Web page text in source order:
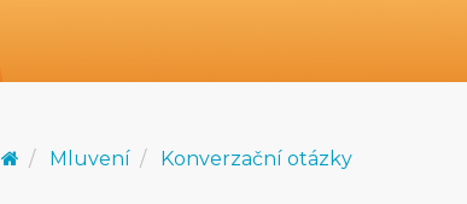
Mluvení Konverzační otázky